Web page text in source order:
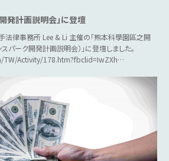
発計画説明会」に登壇
法律事務所 Lee & Li 主催の「熊本科學園區之開
パーク開発計画説明会）」に登壇しました。
Activity/178.htm?fbclid=IwZXh…